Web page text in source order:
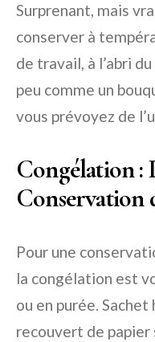
Surprenant, mais
conserver à
de travail, à l’abri
peu comme un
vous prévoyez de
Congélation :
Conservation
Pour une
la congélation est
ou en purée.
recouvert de